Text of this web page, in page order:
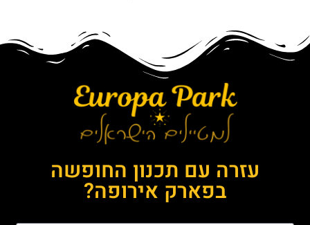
עזרה עם תכנון החופשה
בפארק אירופה?